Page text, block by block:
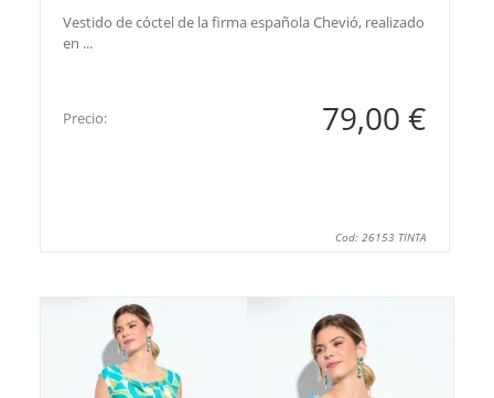
Vestido de cóctel de la firma española Chevió, realizado
en ...
Precio: 79,00 €
Cod: 26153 TINTA